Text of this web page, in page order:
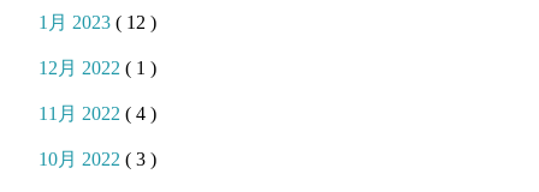
1月 2023( 12 )
12月 2022( 1 )
11月 2022( 4 )
10月 2022( 3 )